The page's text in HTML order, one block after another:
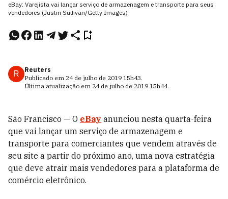
eBay: Varejista vai lançar serviço de armazenagem e transporte para seus
vendedores (Justin Sullivan/Getty Images)
R
Reuters
Publicado em 24 de julho de 2019 15h43.
Última atualização em 24 de julho de 2019 15h44.
São Francisco — O eBay anunciou nesta quarta-feira
que vai lançar um serviço de armazenagem e
transporte para comerciantes que vendem através de
seu site a partir do próximo ano, uma nova estratégia
que deve atrair mais vendedores para a plataforma de
comércio eletrônico.